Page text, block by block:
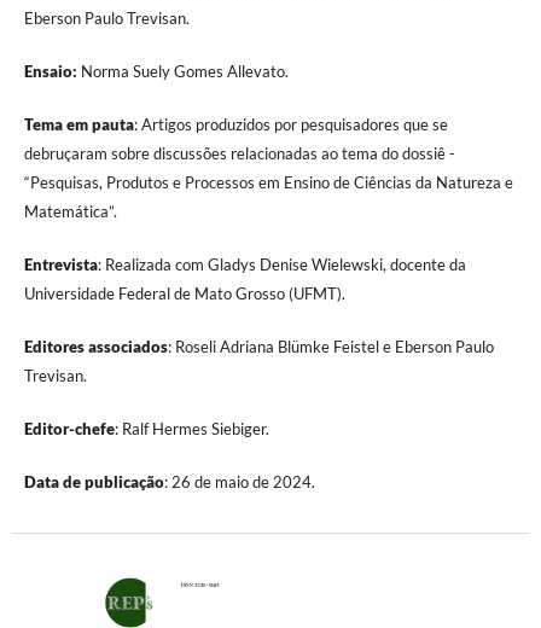
Eberson Paulo Trevisan.
Ensaio: Norma Suely Gomes Allevato.
Tema em pauta: Artigos produzidos por pesquisadores que se
debruçaram sobre discussões relacionadas ao tema do dossiê -
“Pesquisas, Produtos e Processos em Ensino de Ciências da Natureza e
Matemática”.
Entrevista: Realizada com Gladys Denise Wielewski, docente da
Universidade Federal de Mato Grosso (UFMT).
Editores associados: Roseli Adriana Blümke Feistel e Eberson Paulo
Trevisan.
Editor-chefe: Ralf Hermes Siebiger.
Data de publicação: 26 de maio de 2024.